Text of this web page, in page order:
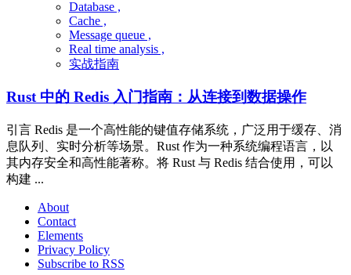
Database ,
Cache ,
Message queue ,
Real time analysis ,
实战指南
Rust 中的 Redis 入门指南：从连接到数据操作
引言 Redis 是一个高性能的键值存储系统，广泛用于缓存、消
息队列、实时分析等场景。Rust 作为一种系统编程语言，以
其内存安全和高性能著称。将 Rust 与 Redis 结合使用，可以
构建 ...
About
Contact
Elements
Privacy Policy
Subscribe to RSS